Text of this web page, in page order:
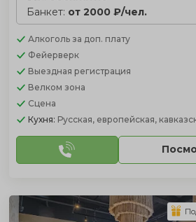
Банкет: от 2000 ₽/чел.
Алкоголь за доп. плату
Фейерверк
Выездная регистрация
Велком зона
Сцена
Кухня: Русская, европейская,